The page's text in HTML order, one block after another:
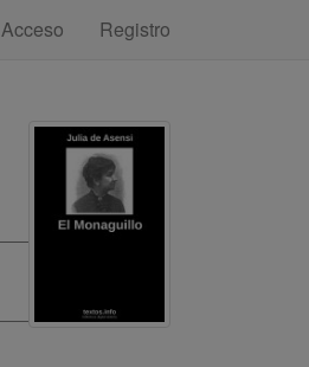
Acceso
Registro